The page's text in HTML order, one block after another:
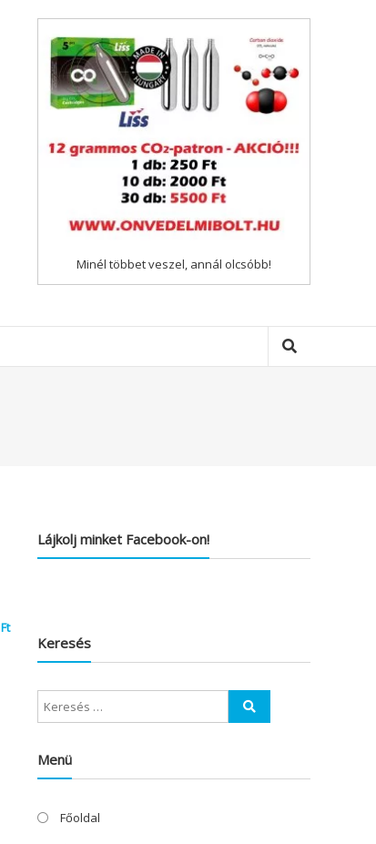
Minél többet veszel, annál olcsóbb!
Ft
Lájkolj minket Facebook-on!
Keresés
Menü
Főoldal